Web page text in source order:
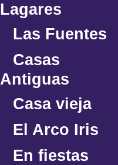
Lagares
Las Fuentes
Casas
Antiguas
Casa vieja
El Arco Iris
En fiestas